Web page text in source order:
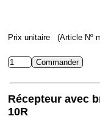
Prix unitaire (Article Nº
Récepteur avec
10R